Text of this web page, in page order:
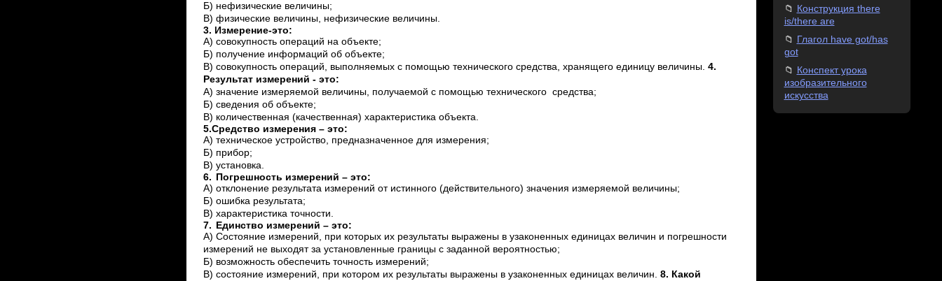
Б) нефизические величины;
В) физические величины, нефизические величины.
3. Измерение-это:
А) совокупность операций на объекте;
Б) получение информаций об объекте;
В) совокупность операций, выполняемых с помощью технического средства, хранящего единицу величины. 4.
Результат измерений - это:
А) значение измеряемой величины, получаемой с помощью технического средства;
Б) сведения об объекте;
В) количественная (качественная) характеристика объекта.
5.Средство измерения – это:
А) техническое устройство, предназначенное для измерения;
Б) прибор;
В) установка.
6.
Погрешность измерений – это:
А) отклонение результата измерений от истинного (действительного) значения измеряемой величины;
Б) ошибка результата;
В) характеристика точности.
7.
Единство измерений – это:
А) Состояние измерений, при которых их результаты выражены в узаконенных единицах величин и погрешности
измерений не выходят за установленные границы с заданной вероятностью;
Б) возможность обеспечить точность измерений;
В) состояние измерений, при котором их результаты выражены в узаконенных единицах величин. 8. Какой
Конструкция there
is/there are
Глагол have got/has
got
Конспект урока
изобразительного
искусства